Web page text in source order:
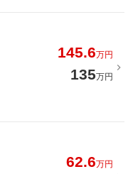
145.6万円
135万円
62.6万円